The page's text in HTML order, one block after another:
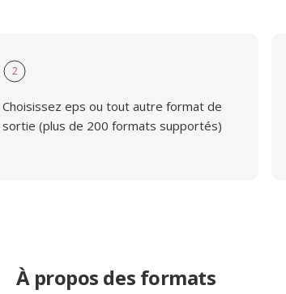
2
Choisissez eps ou tout autre format de
sortie (plus de 200 formats supportés)
À propos des formats